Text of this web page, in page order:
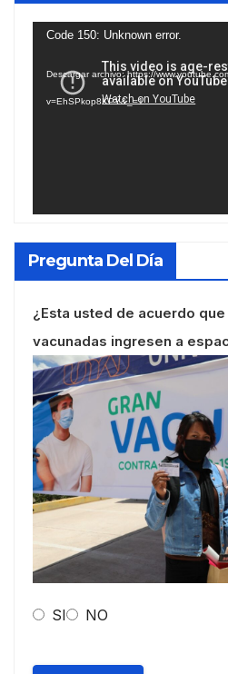
Reproductor
vídeo
Code 150: Unknown error.
Descargar archivo: https://
v=EhSPkop8KPY&_=1
Pregunta Del Día
¿Esta usted de acuerdo
vacunadas ingresen a
SI NO